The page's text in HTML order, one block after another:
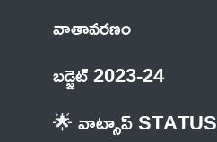
వాతావరణం
బడ్జెట్ 2023-24
🌟 వాట్సాప్ STATUS